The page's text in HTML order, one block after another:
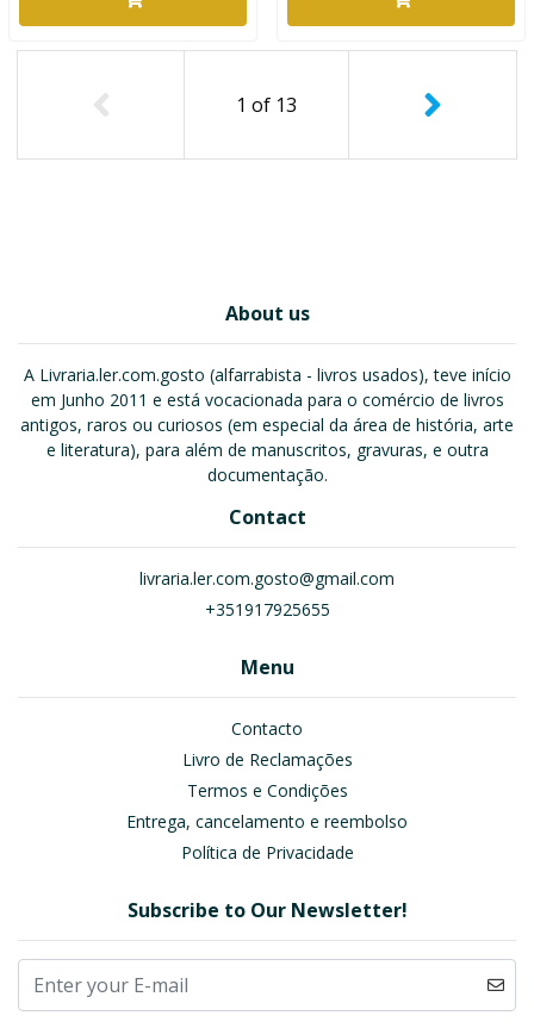
1 of 13
About us
A Livraria.ler.com.gosto (alfarrabista - livros usados), teve início
em Junho 2011 e está vocacionada para o comércio de livros
antigos, raros ou curiosos (em especial da área de história, arte
e literatura), para além de manuscritos, gravuras, e outra
documentação.
Contact
livraria.ler.com.gosto@gmail.com
+351917925655
Menu
Contacto
Livro de Reclamações
Termos e Condições
Entrega, cancelamento e reembolso
Política de Privacidade
Subscribe to Our Newsletter!